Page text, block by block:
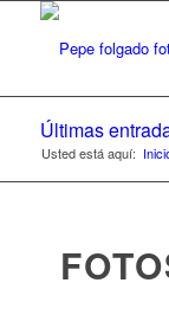
Últimas
Usted está aquí: